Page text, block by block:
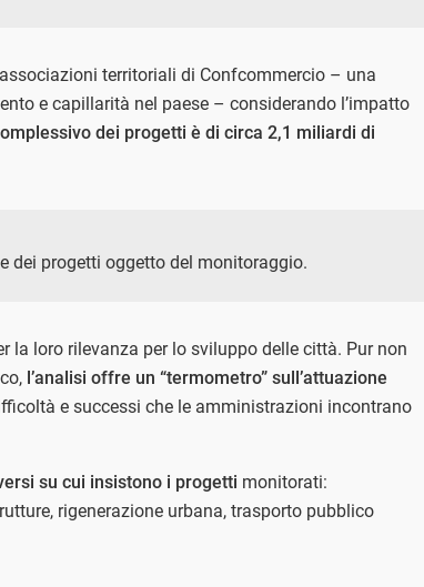
territoriali di Confcommercio – una
e capillarità nel paese – considerando l’impatto
dei progetti è di circa 2,1 miliardi di
dei progetti oggetto del monitoraggio.
la loro rilevanza per lo sviluppo delle città. Pur non
l’analisi offre un “termometro” sull’attuazione
e successi che le amministrazioni incontrano
su cui insistono i progetti monitorati:
rigenerazione urbana, trasporto pubblico